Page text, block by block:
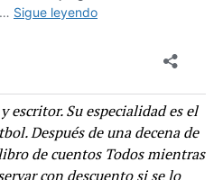
escritor. Su especialidad es el
Después de una decena de
de cuentos Todos mientras
con descuento si se lo